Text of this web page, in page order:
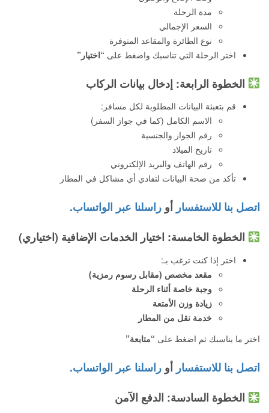
مدة الرحلة
السعر الإجمالي
نوع الطائرة والمقاعد المتوفرة
اختر الرحلة التي تناسبك واضغط على “اختيار”
الخطوة الرابعة: إدخال بيانات الركاب
قم بتعبئة البيانات المطلوبة لكل مسافر:
الاسم الكامل (كما في جواز السفر)
رقم الجواز والجنسية
تاريخ الميلاد
رقم الهاتف والبريد الإلكتروني
تأكد من صحة البيانات لتفادي أي مشاكل في المطار
اتصل بنا للاستفسار أو راسلنا عبر الواتساب.
الخطوة الخامسة: اختيار الخدمات الإضافية (اختياري)
اختر إذا كنت ترغب بـ:
مقعد مخصص (مقابل رسوم رمزية)
وجبة خاصة أثناء الرحلة
زيادة وزن الأمتعة
خدمة نقل من المطار
اختر ما يناسبك ثم اضغط على “متابعة”
اتصل بنا للاستفسار أو راسلنا عبر الواتساب.
الخطوة السادسة: الدفع الآمن